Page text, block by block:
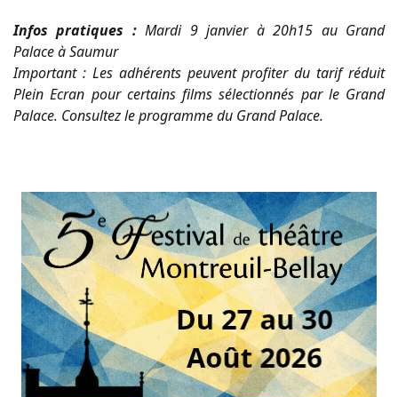
Infos pratiques :Mardi 9 janvier à 20h15 au Grand
Palace à Saumur
Important : Les adhérents peuvent profiter du tarif réduit
Plein Ecran pour certains films sélectionnés par le Grand
Palace. Consultez le programme du Grand Palace.